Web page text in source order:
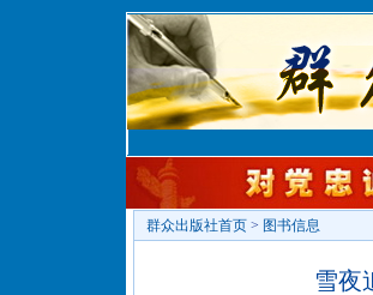
群众出版社首页 > 图书信息
雪夜